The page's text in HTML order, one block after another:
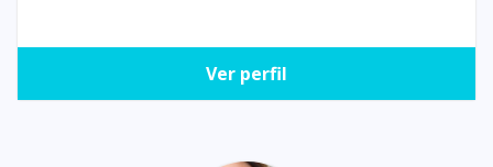
Ver perfil